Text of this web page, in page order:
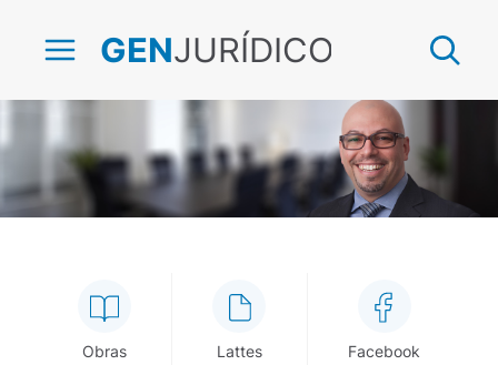
GENJURÍDICO
Obras Lattes Facebook